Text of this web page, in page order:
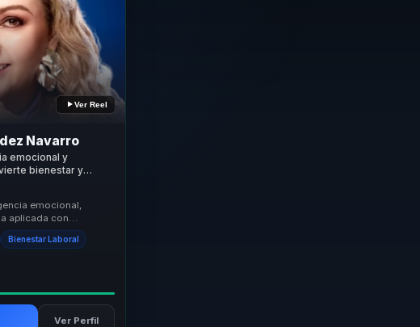
Ver Reel
Navarro
emocional y
bienestar y
efectivo para
emocional,
aplicada con
para mejorar
Bienestar Laboral
Ver Perfil